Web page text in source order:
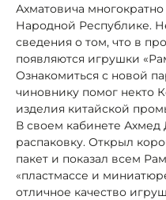
Ахматовича
Народной Республике.
сведения о том, что в
появляются игрушки
Ознакомиться с новой
чиновнику помог некто
изделия китайской
В своем кабинете
распаковку. Открыл
пакет и показал всем
«пластмассе и
отличное качество